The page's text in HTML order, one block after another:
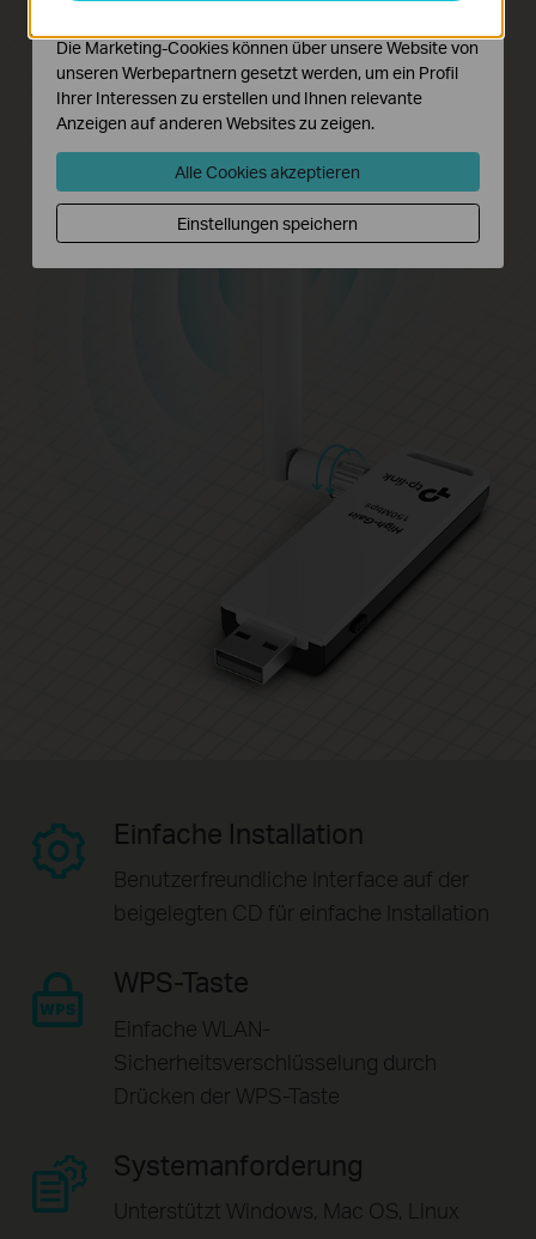
Einfache Installation
Benutzerfreundliche Interface auf der
beigelegten CD für einfache Installation
WPS-Taste
Einfache WLAN-
Sicherheitsverschlüsselung durch
Drücken der WPS-Taste
Systemanforderung
Unterstützt Windows, Mac OS, Linux
Die Marketing-Cookies können über unsere Website von
unseren Werbepartnern gesetzt werden, um ein Profil
Ihrer Interessen zu erstellen und Ihnen relevante
Anzeigen auf anderen Websites zu zeigen.
Alle Cookies akzeptieren
Einstellungen speichern